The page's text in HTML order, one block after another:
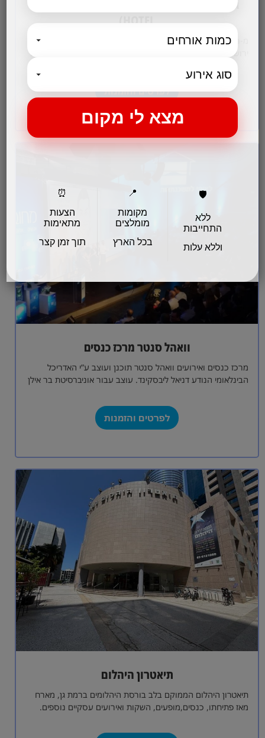
HOTEL)
מ-Gordonia השקיעות נראות כאילו צוירו במיוחד עבורכם. הרי
ירושלים פרוסים למרגלותיכם, ונדמה שהעולם כולו נצבע בצבעים
עזים שאינם דומים לשום דבר שהכרתם…
לפרטים והזמנות
וואהל סנטר מרכז כנסים
מרכז כנסים ואירועים וואהל סנטר תוכנן ועוצב ע”י האדריכל
הבינלאומי הנודע דניאל ליבסקינד. עוצב עבור אוניברסיטת בר אילן
לפרטים והזמנות
תיאטרון היהלום
תיאטרון היהלום הממוקם בלב בורסת היהלומים ברמת גן, מארח
מאז פתיחתו, כנסים,מופעים, השקות ואירועים עסקיים נוספים.
🛡️
ללא
התחייבות
וללא עלות
📍
מקומות
מומלצים
בכל הארץ
⏰
הצעות
מתאימות
תוך זמן קצר